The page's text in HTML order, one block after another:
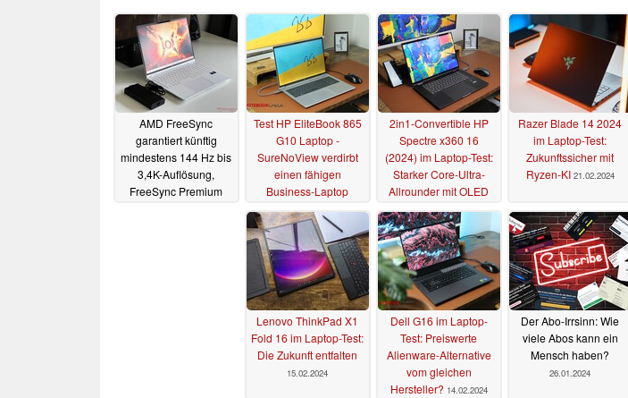
AMD FreeSync
garantiert künftig
mindestens 144 Hz bis
3,4K-Auflösung,
FreeSync Premium
Test HP EliteBook 865
G10 Laptop -
SureNoView verdirbt
einen fähigen
Business-Laptop
04.03.2024
2in1-Convertible HP
Spectre x360 16
(2024) im Laptop-Test:
Starker Core-Ultra-
Allrounder mit OLED
26.02.2024
Razer Blade 14 2024
im Laptop-Test:
Zukunftssicher mit
Ryzen-KI 21.02.2024
Lenovo ThinkPad X1
Fold 16 im Laptop-Test:
Die Zukunft entfalten
15.02.2024
Dell G16 im Laptop-
Test: Preiswerte
Alienware-Alternative
vom gleichen
Hersteller? 14.02.2024
Der Abo-Irrsinn: Wie
viele Abos kann ein
Mensch haben?
26.01.2024